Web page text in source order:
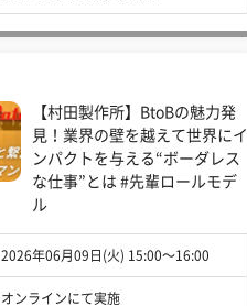
【村田製作所】BtoBの魅力発
見！業界の壁を越えて世界にイ
ンパクトを与える“ボーダレス
な仕事”とは #先輩ロールモデ
ル
2026年06月09日(火) 15:00〜16:00
オンラインにて実施